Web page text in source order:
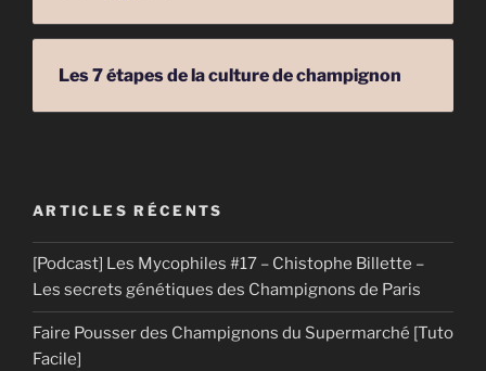
Les 7 étapes de la culture de champignon
ARTICLES RÉCENTS
[Podcast] Les Mycophiles #17 – Chistophe Billette –
Les secrets génétiques des Champignons de Paris
Faire Pousser des Champignons du Supermarché [Tuto
Facile]